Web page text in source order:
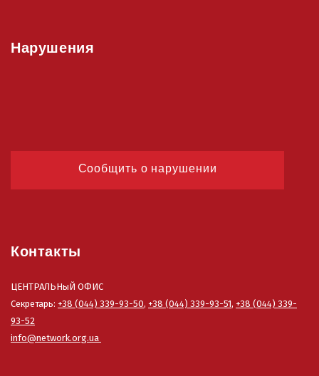
Нарушения
Сообщить о нарушении
Контакты
ЦЕНТРАЛЬНыЙ ОФИС
Секретарь: +38 (044) 339-93-50, +38 (044) 339-93-51, +38 (044) 339-
93-52
info@network.org.ua